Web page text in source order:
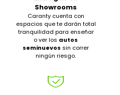
Showrooms
Caranty cuenta con
espacios que te darán total
tranquilidad para enseñar
o ver los autos
seminuevos sin correr
ningún riesgo.